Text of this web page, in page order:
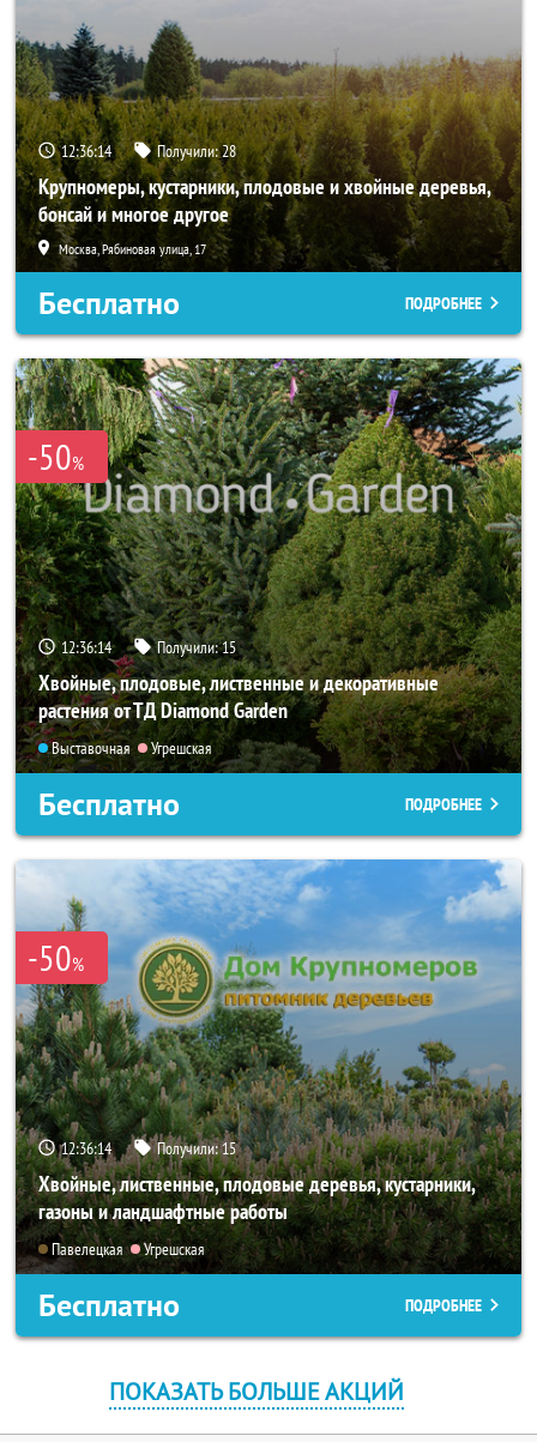
12:36:13 Получили:28
Крупномеры, кустарники, плодовые и хвойные деревья,
бонсай и многое другое
Москва, Рябиновая улица, 17
Бесплатно ПОДРОБНЕЕ
-50%
12:36:13 Получили:15
Хвойные, плодовые, лиственные и декоративные
растения от ТД Diamond Garden
Выставочная Угрешская
Бесплатно ПОДРОБНЕЕ
-50%
12:36:13 Получили:15
Хвойные, лиственные, плодовые деревья, кустарники,
газоны и ландшафтные работы
Павелецкая Угрешская
Бесплатно ПОДРОБНЕЕ
ПОКАЗАТЬ БОЛЬШЕ АКЦИЙ